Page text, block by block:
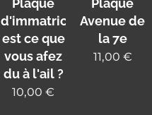
d'immatriculation
est ce que
vous afez
du à l'ail ?
10,00 €
Avenue de
la 7e
11,00 €